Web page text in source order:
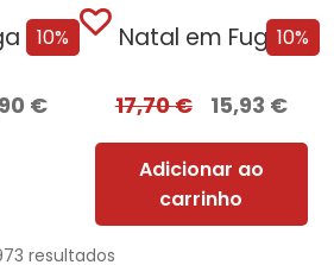
10%
Natal em Fuga – Edição com EDGES
€
10%
Natal em Fuga
17,70€ 15,93 €
Adicionar ao
carrinho
resultados